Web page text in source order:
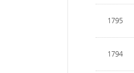
1795
1794